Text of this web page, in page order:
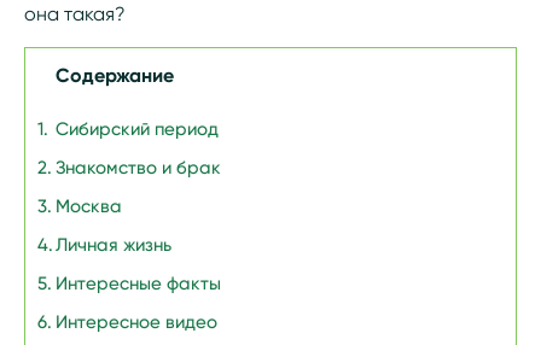
она такая?
Содержание
Сибирский период
Знакомство и брак
Москва
Личная жизнь
Интересные факты
Интересное видео